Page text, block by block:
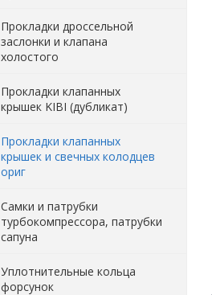
Прокладки дроссельной
заслонки и клапана
холостого
Прокладки клапанных
крышек KIBI (дубликат)
Прокладки клапанных
крышек и свечных колодцев
ориг
Самки и патрубки
турбокомпрессора, патрубки
сапуна
Уплотнительные кольца
форсунок